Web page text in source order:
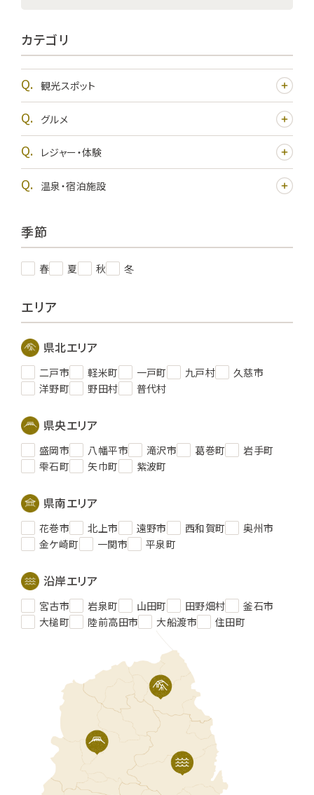
カテゴリ
観光スポット
グルメ
レジャー・体験
温泉・宿泊施設
季節
春 夏 秋 冬
エリア
県北エリア
二戸市 軽米町 一戸町 九戸村
久慈市
洋野町
野田村 普代村
県央エリア
盛岡市 八幡平市 滝沢市 葛巻町
岩手町
雫石町
矢巾町 紫波町
県南エリア
花巻市 北上市 遠野市 西和賀町
奥州市
金ケ崎町
一関市 平泉町
沿岸エリア
宮古市 岩泉町 山田町 田野畑村
釜石市
大槌町
陸前高田市 大船渡市 住田町